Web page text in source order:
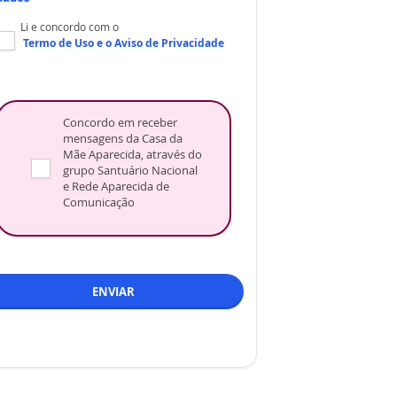
Li e concordo com o
Termo de Usoe oAviso de Privacidade
Concordo em receber
mensagens da Casa da
Mãe Aparecida, através do
grupo Santuário Nacional
e Rede Aparecida de
Comunicação
ENVIAR